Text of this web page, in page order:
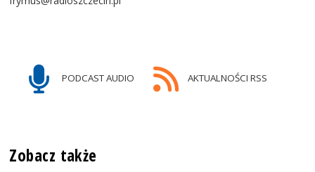
PODCAST AUDIO AKTUALNOŚCI RSS
Zobacz także